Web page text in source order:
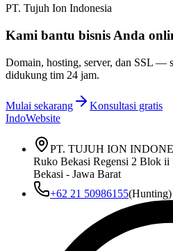
PT. Tujuh Ion Indonesia
Kami bantu bisnis Anda
Domain, hosting, server, dan SSL —
didukung tim 24 jam.
Mulai sekarang
Konsultasi gratis
IndoWebsite
PT. TUJUH ION
Ruko Bekasi Regensi 2 Blok
Bekasi - Jawa Barat
+62 21 50986155(Hunting)